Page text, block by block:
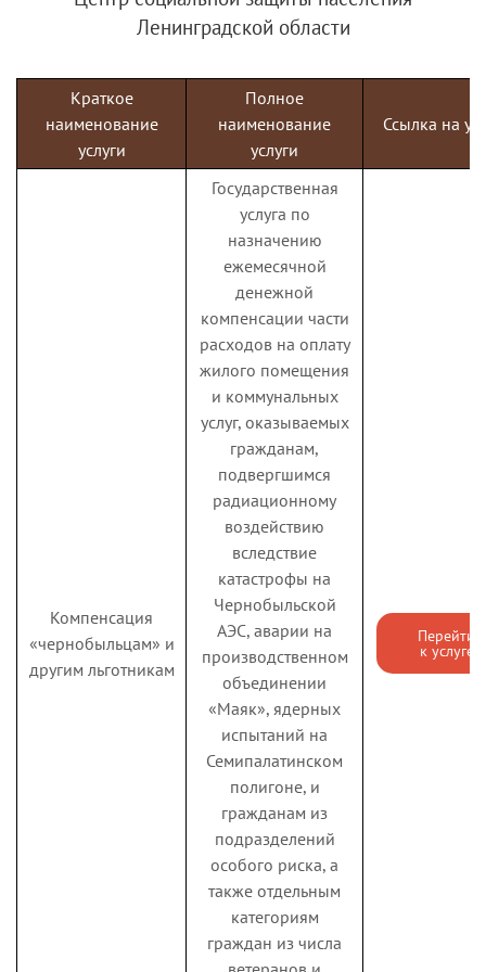
СНИЛС
(персонифицированного)
учета, в том числе по
зарегистрированных лиц
заявлений об изменении
анкетных данных,
содержащихся в
индивидуальном
лицевом счете, или о
выдаче документа,
подтверждающего
регистрацию в системе
индивидуального
(персонифицированного)
учета
Выдача гражданам
справок о размере
пенсий (иных выплат)
предпенсионера
Информирование
граждан об отнесении к
категории граждан
предпенсионного
возраста
Назначение
Установление страховых
пенсий, накопительной
пенсии и пенсий по
государственному
пенсионному
обеспечению
Компенсационная
выплата в связи с
расходами по оплате
жилых помещений,
коммунальных и других
Ленинградской области
Краткое
наименование
услуги
Полное
наименование
услуги
Ссылка на
Компенсация
«чернобыльцам» и
другим льготникам
Государственная
услуга по
назначению
ежемесячной
денежной
компенсации части
расходов на оплату
жилого помещения
и коммунальных
услуг, оказываемых
гражданам,
подвергшимся
радиационному
воздействию
вследствие
катастрофы на
Чернобыльской
АЭС, аварии на
производственном
объединении
«Маяк», ядерных
испытаний на
Семипалатинском
полигоне, и
гражданам из
подразделений
особого риска, а
также отдельным
категориям
граждан из числа
Перейти
к услуге